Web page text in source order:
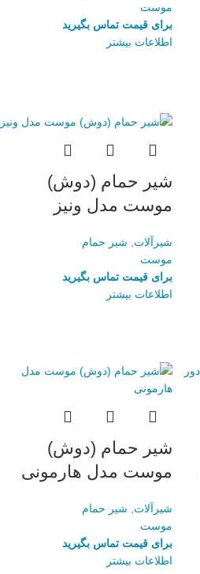
موست
برای قیمت تماس بگیرید
اطلاعات بیشتر
شیر حمام (دوش)
موست مدل ونیز
شیرآلات
شیر حمام
موست
برای قیمت تماس بگیرید
اطلاعات بیشتر
شیر حمام (دوش)
موست مدل هارمونی
شیرآلات
شیر حمام
موست
برای قیمت تماس بگیرید
اطلاعات بیشتر